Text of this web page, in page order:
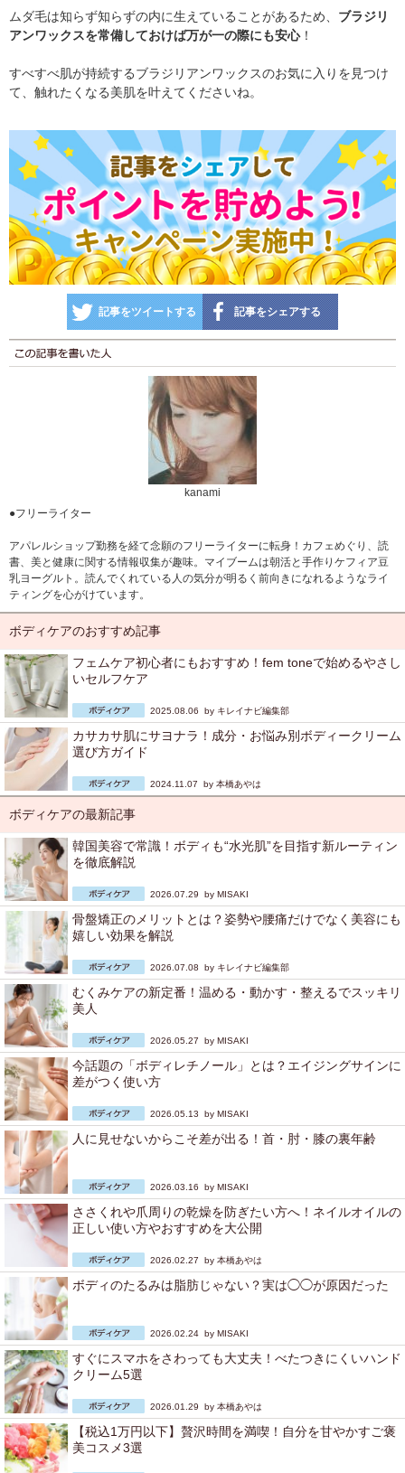
ムダ毛は知らず知らずの内に生えていることがあるため、 ブラジリ
アンワックスを常備しておけば万が一の際にも安心！
すべすべ肌が持続するブラジリアンワックスのお気に入りを見つけ
て、触れたくなる美肌を叶えてくださいね。
記事をツイートする 記事をシェアする
kanami
●フリーライター
アパレルショップ勤務を経て念願のフリーライターに転身！カフェめぐり、読
書、美と健康に関する情報収集が趣味。マイブームは朝活と手作りケフィア豆
乳ヨーグルト。読んでくれている人の気分が明るく前向きになれるようなライ
ティングを心がけています。
ボディケアのおすすめ記事
フェムケア初心者にもおすすめ！fem toneで始めるやさし
いセルフケア
2025.08.06 by キレイナビ編集部
カサカサ肌にサヨナラ！成分・お悩み別ボディークリーム
選び方ガイド
2024.11.07 by 本橋あやは
ボディケアの最新記事
韓国美容で常識！ボディも“水光肌”を目指す新ルーティン
を徹底解説
2026.07.29 by MISAKI
骨盤矯正のメリットとは？姿勢や腰痛だけでなく美容にも
嬉しい効果を解説
2026.07.08 by キレイナビ編集部
むくみケアの新定番！温める・動かす・整えるでスッキリ
美人
2026.05.27 by MISAKI
今話題の「ボディレチノール」とは？エイジングサインに
差がつく使い方
2026.05.13 by MISAKI
人に見せないからこそ差が出る！首・肘・膝の裏年齢
2026.03.16 by MISAKI
ささくれや爪周りの乾燥を防ぎたい方へ！ネイルオイルの
正しい使い方やおすすめを大公開
2026.02.27 by 本橋あやは
ボディのたるみは脂肪じゃない？実は◯◯が原因だった
2026.02.24 by MISAKI
すぐにスマホをさわっても大丈夫！べたつきにくいハンド
クリーム5選
2026.01.29 by 本橋あやは
【税込1万円以下】贅沢時間を満喫！自分を甘やかすご褒
美コスメ3選